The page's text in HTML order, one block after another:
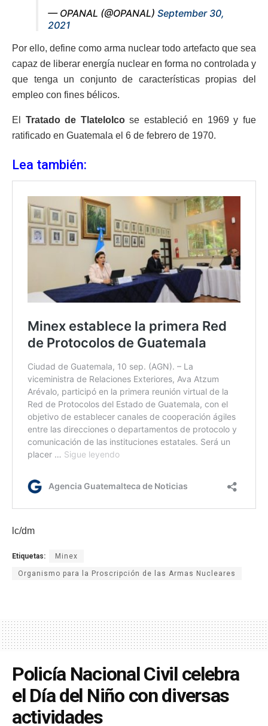
— OPANAL (@OPANAL) September 30,
2021
Por ello, define como arma nuclear todo artefacto que sea
capaz de liberar energía nuclear en forma no controlada y
que tenga un conjunto de características propias del
empleo con fines bélicos.
El Tratado de Tlatelolcose estableció en 1969 y fue
ratificado en Guatemala el 6 de febrero de 1970.
Lea también:
lc/dm
Etiquetas: Minex
Organismo para la Proscripción de las Armas Nucleares
Policía Nacional Civil celebra
el Día del Niño con diversas
actividades